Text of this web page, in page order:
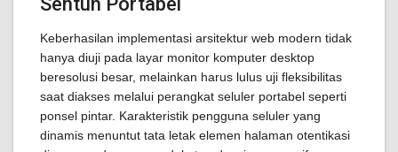
Keberhasilan implementasi arsitektur web modern tidak
hanya diuji pada layar monitor komputer desktop
beresolusi besar, melainkan harus lulus uji fleksibilitas
saat diakses melalui perangkat seluler portabel seperti
ponsel pintar. Karakteristik pengguna seluler yang
dinamis menuntut tata letak elemen halaman otentikasi